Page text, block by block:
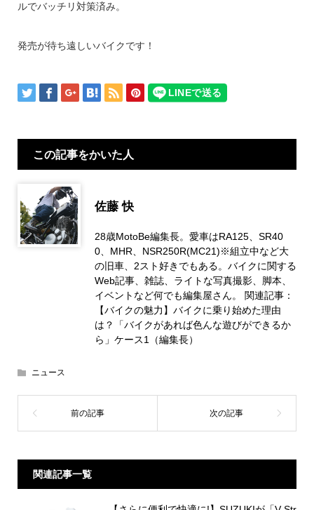
ルでバッチリ対策済み。
発売が待ち遠しいバイクです！
この記事をかいた人
佐藤 快
28歳MotoBe編集長。愛車はRA125、SR40
0、MHR、NSR250R(MC21)※組立中など大
の旧車、2スト好きでもある。バイクに関する
Web記事、雑誌、ライトな写真撮影、脚本、
イベントなど何でも編集屋さん。 関連記事：
【バイクの魅力】バイクに乗り始めた理由
は？「バイクがあれば色んな遊びができるか
ら」ケース1（編集長）
ニュース
関連記事一覧